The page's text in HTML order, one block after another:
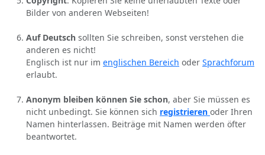
Bilder von anderen Webseiten!
Auf Deutsch sollten Sie schreiben, sonst verstehen die
anderen es nicht!
Englisch ist nur im englischen Bereich oder Sprachforum
erlaubt.
Anonym bleiben können Sie schon, aber Sie müssen es
nicht unbedingt. Sie können sich registrieren oder Ihren
Namen hinterlassen. Beiträge mit Namen werden öfter
beantwortet.